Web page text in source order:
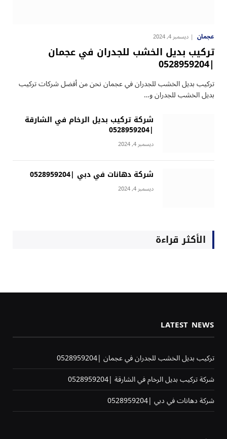
عجمان ديسمبر 4, 2024
تركيب بديل الخشب للجدران في عجمان
|0528959204
تركيب بديل الخشب للجدران في عجمان نحن من أفضل شركات تركيب
بديل الخشب للجدران و…
شركة تركيب بديل الرخام في الشارقة
|0528959204
ديسمبر 4, 2024
شركة دهانات في دبي |0528959204
ديسمبر 4, 2024
الأكثر قراءة
LATEST NEWS
تركيب بديل الخشب للجدران في عجمان |0528959204
شركة تركيب بديل الرخام في الشارقة |0528959204
شركة دهانات في دبي |0528959204